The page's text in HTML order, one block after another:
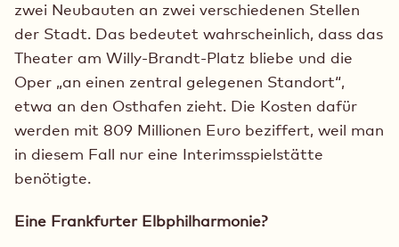
zwei Neubauten an zwei verschiedenen Stellen
der Stadt. Das bedeutet wahrscheinlich, dass das
Theater am Willy-Brandt-Platz bliebe und die
Oper „an einen zentral gelegenen Standort“,
etwa an den Osthafen zieht. Die Kosten dafür
werden mit 809 Millionen Euro beziffert, weil man
in diesem Fall nur eine Interimsspielstätte
benötigte.
Eine Frankfurter Elbphilharmonie?